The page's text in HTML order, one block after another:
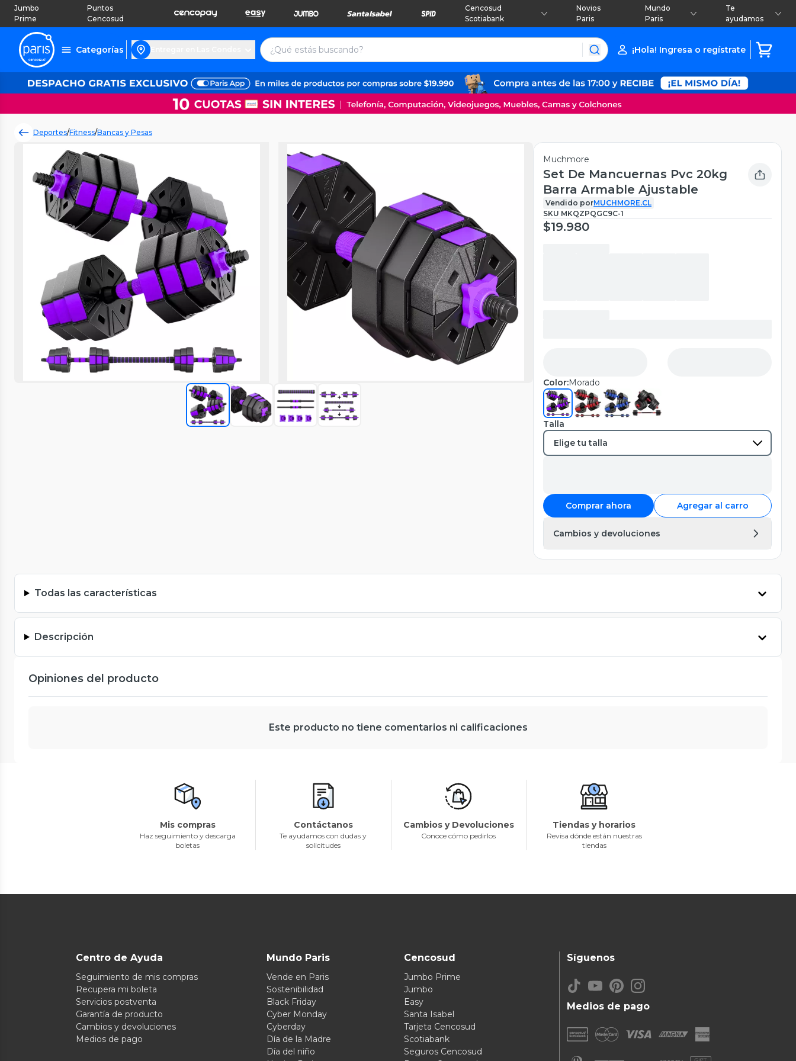
Jumbo
Prime
Puntos
Cencosud
Cencosud
Scotiabank
Novios
Paris
Mundo
Paris
Te
ayudamos
Categorías ¡Hola! Ingresa o regístrate
Deportes/Fitness/Bancas y Pesas
Muchmore
Set De Mancuernas Pvc 20kg
Barra Armable Ajustable
Vendido porMUCHMORE.CL
SKU MKQZPQGC9C-1
$19.980
Color:Morado
Talla
Comprar ahora Agregar al carro
Cambios y devoluciones
Todas las características
Descripción
Opiniones del producto
Este producto no tiene comentarios ni calificaciones
Mis compras
Haz seguimiento y descarga
boletas
Contáctanos
Te ayudamos con dudas y
solicitudes
Cambios y Devoluciones
Conoce cómo pedirlos
Tiendas y horarios
Revisa dónde están nuestras
tiendas
Centro de Ayuda
Seguimiento de mis compras
Recupera mi boleta
Servicios postventa
Garantía de producto
Cambios y devoluciones
Medios de pago
Mundo Paris
Vende en Paris
Sostenibilidad
Black Friday
Cyber Monday
Cyberday
Día de la Madre
Día del niño
Cencosud
Jumbo Prime
Jumbo
Easy
Santa Isabel
Tarjeta Cencosud
Scotiabank
Seguros Cencosud
Medios de pago
Síguenos